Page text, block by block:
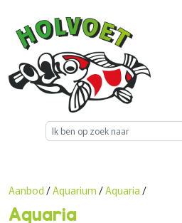
Aquaria
Aanbod /Aquarium /Aquaria /